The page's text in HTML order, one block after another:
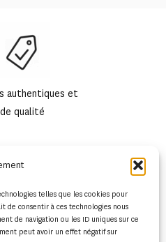
telles que les cookies pour
de consentir à ces technologies nous
de navigation ou les ID uniques sur ce
peut avoir un effet négatif sur
authentiques et
de qualité